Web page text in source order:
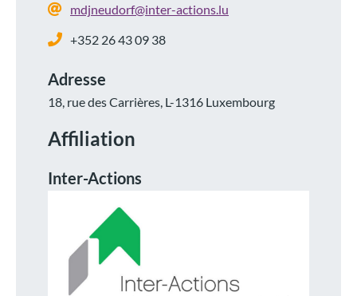
mdjneudorf@inter-actions.lu
+352 26 43 09 38
Adresse
18, rue des Carrières, L-1316 Luxembourg
Affiliation
Inter-Actions